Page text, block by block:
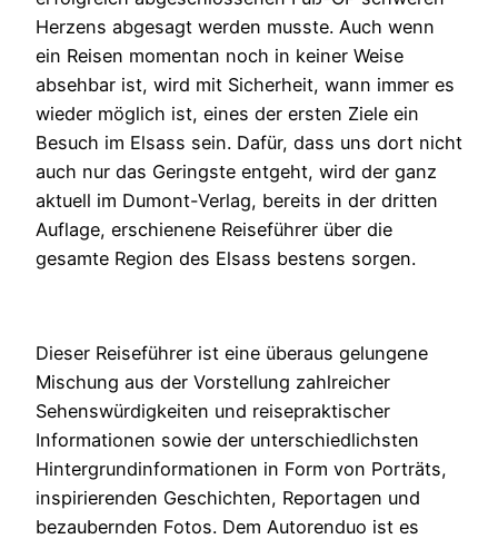
Herzens abgesagt werden musste. Auch wenn
ein Reisen momentan noch in keiner Weise
absehbar ist, wird mit Sicherheit, wann immer es
wieder möglich ist, eines der ersten Ziele ein
Besuch im Elsass sein. Dafür, dass uns dort nicht
auch nur das Geringste entgeht, wird der ganz
aktuell im Dumont-Verlag, bereits in der dritten
Auflage, erschienene Reiseführer über die
gesamte Region des Elsass bestens sorgen.
Dieser Reiseführer ist eine überaus gelungene
Mischung aus der Vorstellung zahlreicher
Sehenswürdigkeiten und reisepraktischer
Informationen sowie der unterschiedlichsten
Hintergrundinformationen in Form von Porträts,
inspirierenden Geschichten, Reportagen und
bezaubernden Fotos. Dem Autorenduo ist es